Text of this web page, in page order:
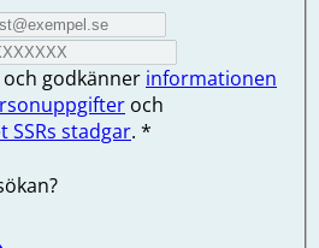
och godkänner informationen
och
stadgar. *